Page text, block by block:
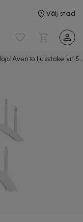
Välj stad
Markslöjd Avento ljusstake vit 5 eller 9 ljus